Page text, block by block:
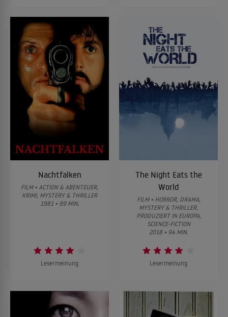
Nachtfalken
FILM • ACTION & ABENTEUER,
KRIMI, MYSTERY & THRILLER
1981 • 99 MIN.
Lesermeinung
The Night Eats the
World
FILM • HORROR, DRAMA,
MYSTERY & THRILLER,
PRODUZIERT IN EUROPA,
SCIENCE-FICTION
2018 • 94 MIN.
Lesermeinung